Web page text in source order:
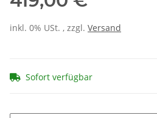
inkl. 0% USt. , zzgl. Versand
Sofort verfügbar